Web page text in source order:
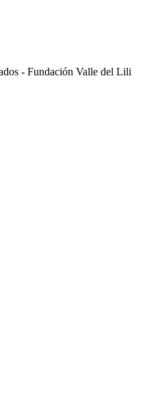
- Fundación Valle del Lili